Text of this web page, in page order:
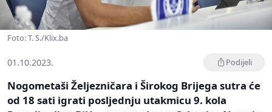
Foto: T. S./Klix.ba
01.10.2023. Podijeli
Nogometaši Željezničara i Širokog Brijega sutra će
od 18 sati igrati posljednju utakmicu 9. kola